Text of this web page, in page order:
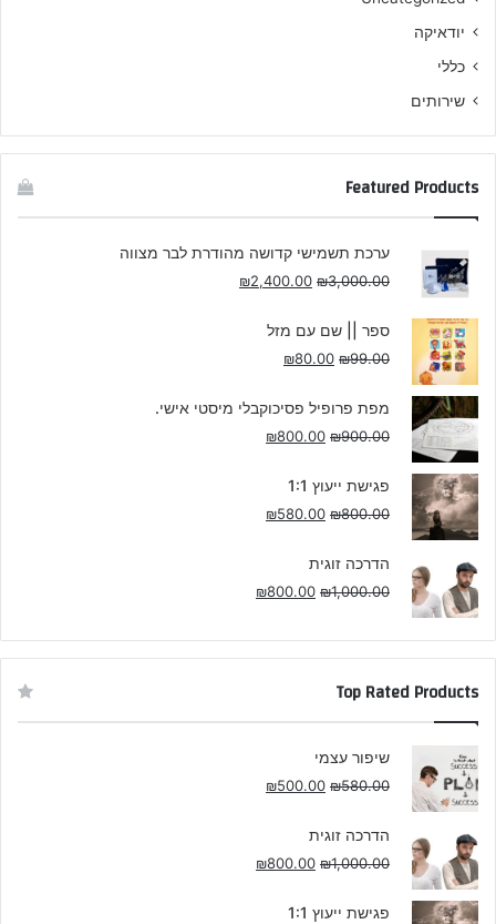
יודאיקה
כללי
שירותים
Featured Products
ערכת תשמישי קדושה מהודרת לבר מצווה
₪3,000.00
₪2,400.00
ספר || שם עם מזל
₪99.00
₪80.00
מפת פרופיל פסיכוקבלי מיסטי אישי.
₪900.00
₪800.00
פגישת ייעוץ 1:1
₪800.00
₪580.00
הדרכה זוגית
₪1,000.00
₪800.00
Top Rated Products
שיפור עצמי
₪580.00
₪500.00
הדרכה זוגית
₪1,000.00
₪800.00
פגישת ייעוץ 1:1